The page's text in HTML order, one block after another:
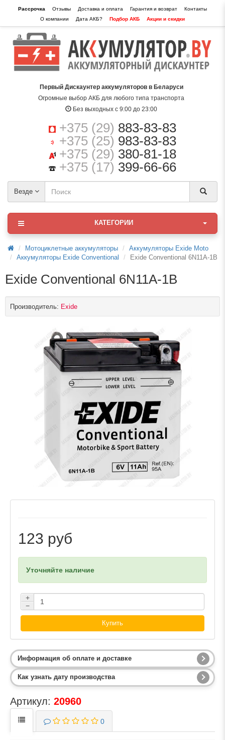
Рассрочка Отзывы Доставка и оплата Гарантия и возврат
Контакты
О компании
Дата АКБ? Подбор АКБ Акции и скидки
Первый Дискаунтер аккумуляторов в Беларуси
Огромные выбор АКБ для любого типа транспорта
Без выходных с 9:00 до 23:00
+375 (29) 883-83-83
+375 (25) 983-83-83
+375 (29) 380-81-18
+375 (17) 399-66-66
Везде
КАТЕГОРИИ
Мотоциклетные аккумуляторы
Аккумуляторы Exide Moto
Аккумуляторы Exide Conventional
Exide Conventional 6N11A-1B
Exide Conventional 6N11A-1B
Производитель: Exide
123 руб
Уточняйте наличие
+
−
Купить
Информация об оплате и доставке
Как узнать дату производства
Артикул: 20960
0